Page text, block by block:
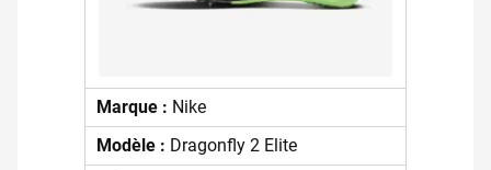
Marque : Nike
Modèle : Dragonfly 2 Elite